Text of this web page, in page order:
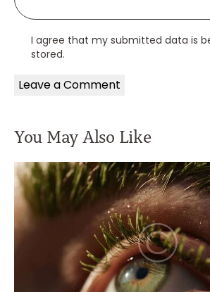
I agree that my submitted data is
stored.
You May Also Like